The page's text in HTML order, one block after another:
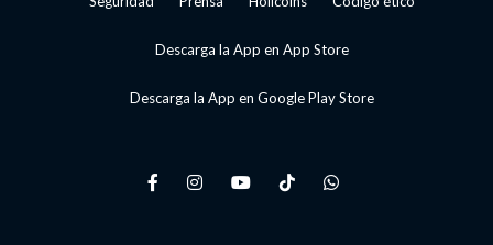
Descarga la App en App Store
Descarga la App en Google Play Store